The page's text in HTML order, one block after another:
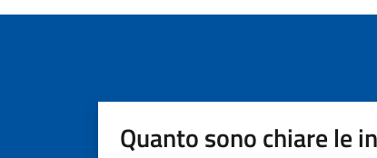
Quanto sono chiare le